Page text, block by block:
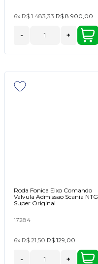
6x R$ 1.483,33 R$ 8.900,00
- +
Roda Fonica Eixo Comando
Valvula Admissao Scania NTG
Super Original
17284
6x R$ 21,50 R$ 129,00
- +